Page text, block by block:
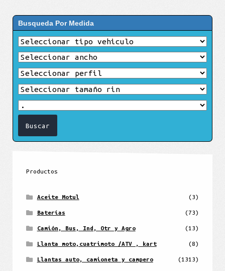
Busqueda Por Medida
Productos
Aceite Motul (3)
Baterías (73)
Camión, Bus, Ind, Otr y Agro (13)
Llanta moto,cuatrimoto /ATV , kart (8)
Llantas auto, camioneta y campero (1313)